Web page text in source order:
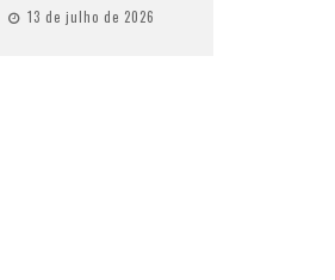
13 de julho de 2026